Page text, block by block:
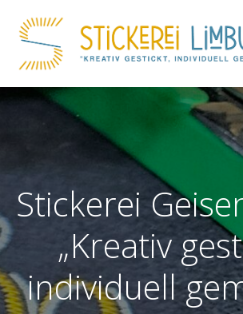
Inhalt
springen
Stickerei
„Kreativ
individuell